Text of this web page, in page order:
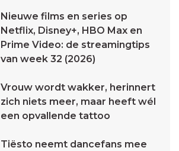
Nieuwe films en series op
Netflix, Disney+, HBO Max en
Prime Video: de streamingtips
van week 32 (2026)
Vrouw wordt wakker, herinnert
zich niets meer, maar heeft wél
een opvallende tattoo
Tiësto neemt dancefans mee